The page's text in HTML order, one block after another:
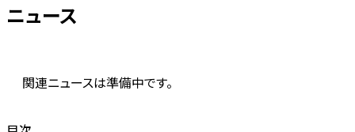
ニュース
関連ニュースは準備中です。